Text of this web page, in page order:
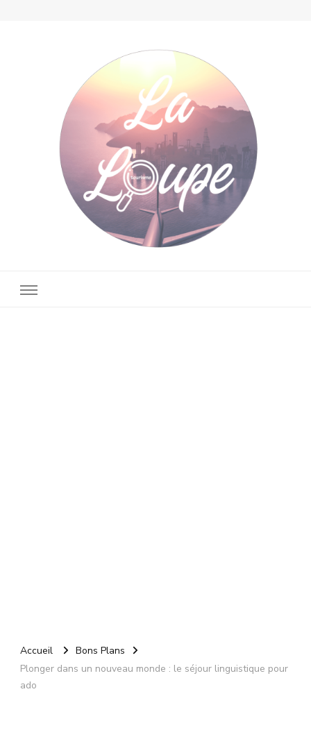
Accueil
Bons Plans
Plonger dans un nouveau monde : le séjour linguistique pour
ado